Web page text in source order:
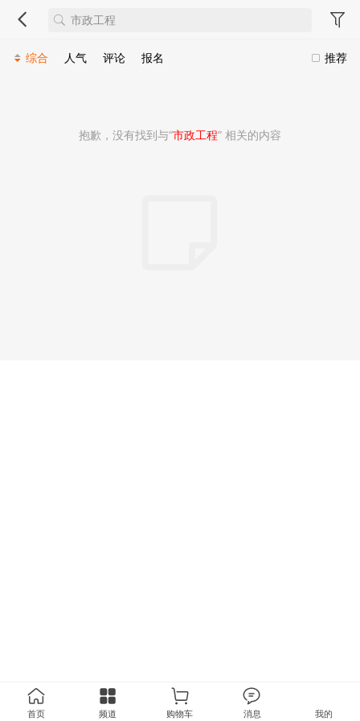
推荐
综合 人气 评论 报名
抱歉，没有找到与“市政工程” 相关的内容
首页 频道 购物车 消息 我的